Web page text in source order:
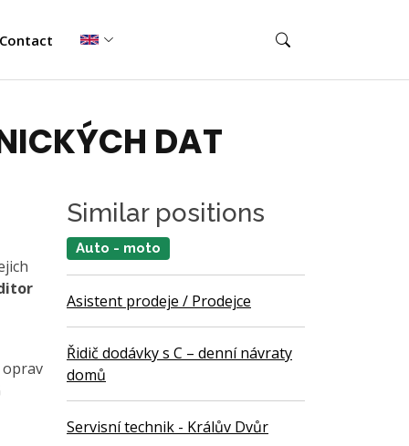
Contact
DAT
Similar positions
Auto - moto
Asistent prodeje / Prodejce
Řidič dodávky s C – denní návraty
domů
Servisní technik - Králův Dvůr